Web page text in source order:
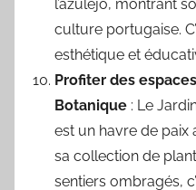
l’azulejo, montrant
culture portugaise.
esthétique et
Profiter des
Botanique : Le
est un havre de
sa collection de
sentiers ombragés,